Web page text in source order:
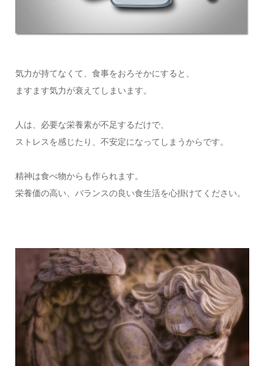
気力が持てなくて、食事をおろそかにすると、
ますます気力が衰えてしまいます。
人は、必要な栄養素が不足するだけで、
ストレスを感じたり、不安定になってしまうからです。
精神は食べ物からも作られます。
栄養価の高い、バランスの良い食生活を心掛けてください。